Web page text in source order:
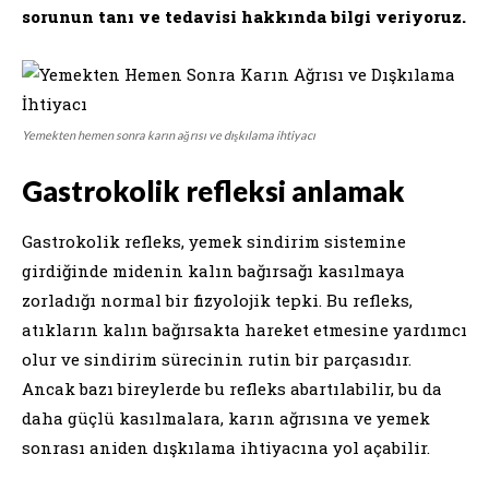
sorunun tanı ve tedavisi hakkında bilgi veriyoruz.
Yemekten hemen sonra karın ağrısı ve dışkılama ihtiyacı
Gastrokolik refleksi anlamak
Gastrokolik refleks, yemek sindirim sistemine
girdiğinde midenin kalın bağırsağı kasılmaya
zorladığı normal bir fizyolojik tepki. Bu refleks,
atıkların kalın bağırsakta hareket etmesine yardımcı
olur ve sindirim sürecinin rutin bir parçasıdır.
Ancak bazı bireylerde bu refleks abartılabilir, bu da
daha güçlü kasılmalara, karın ağrısına ve yemek
sonrası aniden dışkılama ihtiyacına yol açabilir.